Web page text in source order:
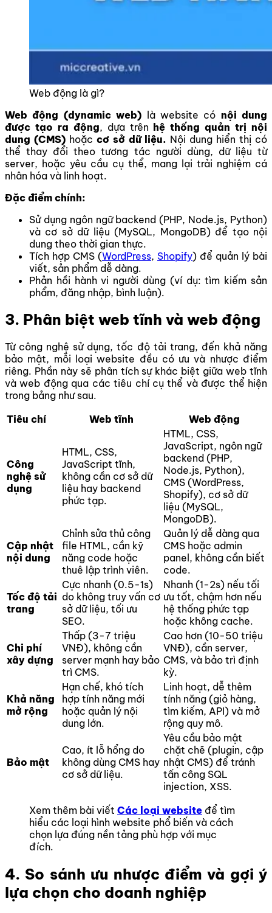
Web động là gì?
Web động (dynamic web) là website có nội dung
được tạo ra động, dựa trên hệ thống quản trị nội
dung (CMS)hoặc cơ sở dữ liệu. Nội dung hiển thị có
thể thay đổi theo tương tác người dùng, dữ liệu từ
server, hoặc yêu cầu cụ thể, mang lại trải nghiệm cá
nhân hóa và linh hoạt.
Đặc điểm chính:
Sử dụng ngôn ngữ backend (PHP, Node.js, Python)
và cơ sở dữ liệu (MySQL, MongoDB) để tạo nội
dung theo thời gian thực.
Tích hợp CMS (WordPress, Shopify) để quản lý bài
viết, sản phẩm dễ dàng.
Phản hồi hành vi người dùng (ví dụ: tìm kiếm sản
phẩm, đăng nhập, bình luận).
3. Phân biệt web tĩnh và web động
Từ công nghệ sử dụng, tốc độ tải trang, đến khả năng
bảo mật, mỗi loại website đều có ưu và nhược điểm
riêng. Phần này sẽ phân tích sự khác biệt giữa web tĩnh
và web động qua các tiêu chí cụ thể và được thể hiện
trong bảng như sau.
Tiêu chí
Web tĩnh Web động
Công
nghệ sử
dụng
HTML, CSS,
JavaScript tĩnh,
không cần cơ sở dữ
liệu hay backend
phức tạp.
HTML, CSS,
JavaScript, ngôn ngữ
backend (PHP,
Node.js, Python),
CMS (WordPress,
Shopify), cơ sở dữ
liệu (MySQL,
MongoDB).
Cập nhật
nội dung
Chỉnh sửa thủ công
file HTML, cần kỹ
năng code hoặc
thuê lập trình viên.
Quản lý dễ dàng qua
CMS hoặc admin
panel, không cần biết
code.
Tốc độ tải
trang
Cực nhanh (0.5-1s)
do không truy vấn cơ
sở dữ liệu, tối ưu
SEO.
Nhanh (1-2s) nếu tối
ưu tốt, chậm hơn nếu
hệ thống phức tạp
hoặc không cache.
Chi phí
xây dựng
Thấp (3-7 triệu
VNĐ), không cần
server mạnh hay bảo
trì CMS.
Cao hơn (10-50 triệu
VNĐ), cần server,
CMS, và bảo trì định
kỳ.
Khả năng
mở rộng
Hạn chế, khó tích
hợp tính năng mới
hoặc quản lý nội
dung lớn.
Linh hoạt, dễ thêm
tính năng (giỏ hàng,
tìm kiếm, API) và mở
rộng quy mô.
Bảo mật
Cao, ít lỗ hổng do
không dùng CMS hay
cơ sở dữ liệu.
Yêu cầu bảo mật
chặt chẽ (plugin, cập
nhật CMS) để tránh
tấn công SQL
injection, XSS.
Xem thêm bài viết Các loại website để tìm
hiểu các loại hình website phổ biến và cách
chọn lựa đúng nền tảng phù hợp với mục
đích.
4. So sánh ưu nhược điểm và gợi ý
lựa chọn cho doanh nghiệp